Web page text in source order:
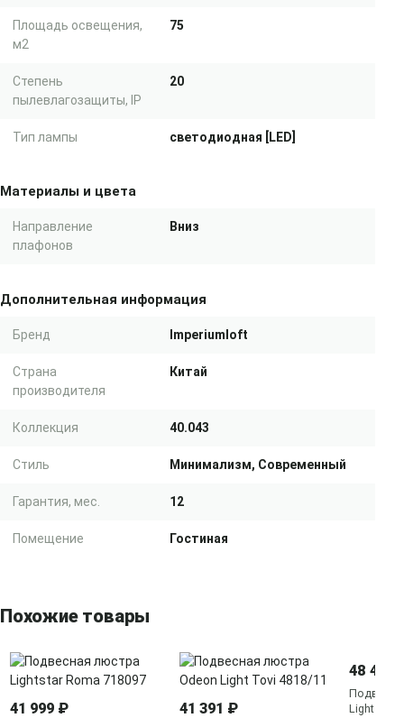
Площадь освещения,
м2
75
Степень
пылевлагозащиты, IP
20
Тип лампы светодиодная [LED]
Материалы и цвета
Направление
плафонов
Вниз
Дополнительная информация
Бренд Imperiumloft
Страна
производителя
Китай
Коллекция 40.043
Стиль Минимализм, Современный
Гарантия, мес. 12
Помещение Гостиная
Похожие товары
41 999 ₽ 41 391 ₽
48 468
Light